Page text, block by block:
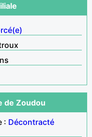
de Zoudou
: Décontracté